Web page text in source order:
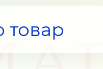
товар